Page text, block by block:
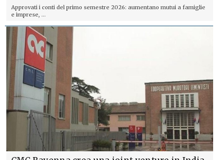
Approvati i conti del primo semestre 2026: aumentano mutui a famiglie
e imprese, ...